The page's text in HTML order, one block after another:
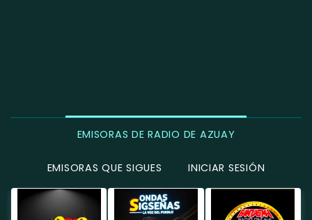
EMISORAS DE RADIO DE AZUAY
EMISORAS QUE SIGUES INICIAR SESIÓN